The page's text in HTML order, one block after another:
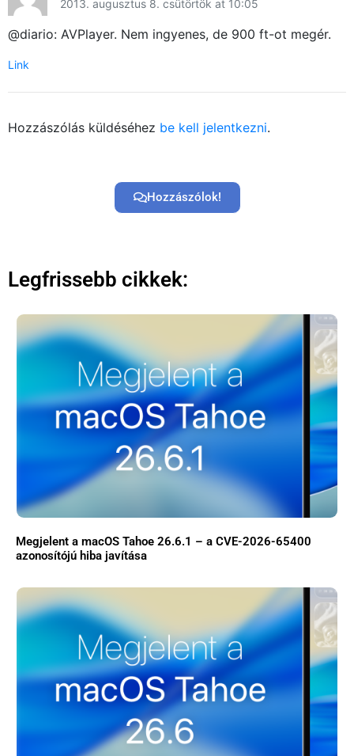
2013. augusztus 8. csütörtök at 10:05
@diario: AVPlayer. Nem ingyenes, de 900 ft-ot megér.
Link
Hozzászólás küldéséhez be kell jelentkezni.
Hozzászólok!
Legfrissebb cikkek:
Megjelent a macOS Tahoe 26.6.1 – a CVE-2026-65400
azonosítójú hiba javítása